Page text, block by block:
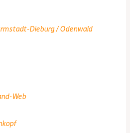
Dieburg / Odenwald
Web